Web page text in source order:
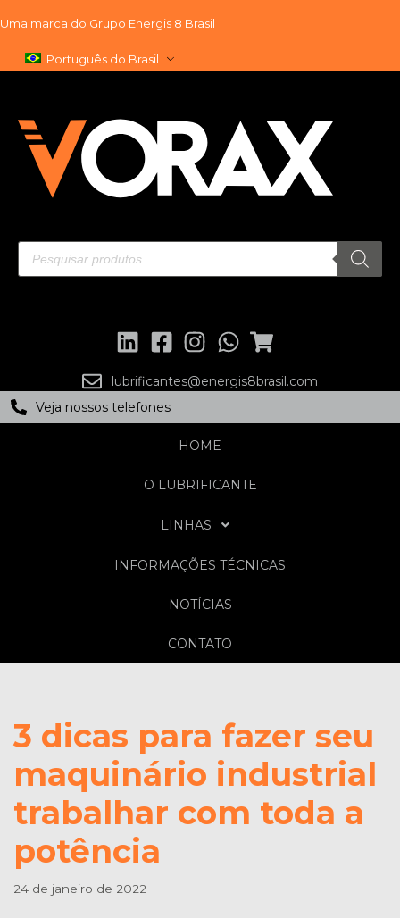
para
Uma marca do Grupo Energis 8 Brasil
Português do Brasil
lubrificantes@energis8brasil.com
Veja nossos telefones
HOME
O LUBRIFICANTE
LINHAS
INFORMAÇÕES TÉCNICAS
NOTÍCIAS
CONTATO
3 dicas para fazer seu
maquinário industrial
trabalhar com toda a
potência
24 de janeiro de 2022